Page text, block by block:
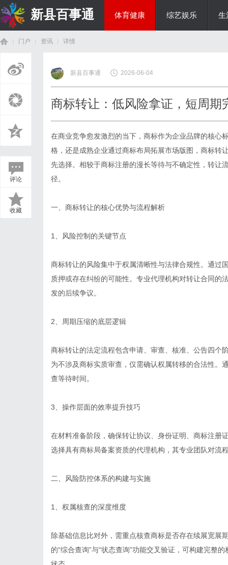
新县百事通 体育健康 综艺娱乐 生
门户 资讯
›
详情
评论
收藏
新县百事通 2026-06-04
商标转让：低风险拿证，短周期
在商业竞争愈发激烈的当下，商标作为企业品牌的核心
格，还是成熟企业通过商标布局拓展市场版图， 商标转
先选择。相较于商标注册的漫长等待与不确定性，转让
径。
一、商标转让的核心优势与流程解析
1、风险控制的关键节点
商标转让的风险集中于权属清晰性与法律合规性。通过
质押或存在纠纷的可能性。专业代理机构对转让合同的
发的后续争议。
2、周期压缩的底层逻辑
商标转让的法定流程包含申请、审查、核准、公告四个
为不涉及商标实质审查，仅需确认权属转移的合法性。
查等待时间。
3、操作层面的效率提升技巧
在材料准备阶段，确保转让协议、身份证明、商标注册
选择具有商标局备案资质的代理机构，其专业团队对流
二、风险防控体系的构建与实施
1、权属核查的深度维度
除基础信息比对外，需重点核查商标是否存在续展宽展
的“综合查询”与“状态查询”功能交叉验证，可构建完整